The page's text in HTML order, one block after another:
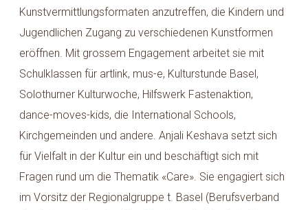
Kunstvermittlungsformaten anzutreffen, die Kindern und
Jugendlichen Zugang zu verschiedenen Kunstformen
eröffnen. Mit grossem Engagement arbeitet sie mit
Schulklassen für artlink, mus-e, Kulturstunde Basel,
Solothurner Kulturwoche, Hilfswerk Fastenaktion,
dance-moves-kids, die International Schools,
Kirchgemeinden und andere. Anjali Keshava setzt sich
für Vielfalt in der Kultur ein und beschäftigt sich mit
Fragen rund um die Thematik «Care». Sie engagiert sich
im Vorsitz der Regionalgruppe t. Basel (Berufsverband